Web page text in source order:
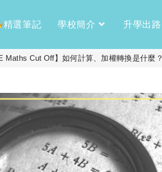
精選筆記 學校簡介 升學出路
Maths Cut Off】如何計算、加權轉換是什麼？